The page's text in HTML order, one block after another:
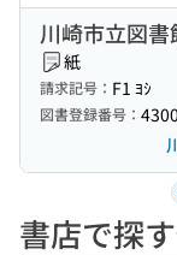
川崎市立図書
紙
請求記号： F1 ﾖｼ
図書登録番号：
書店で探す